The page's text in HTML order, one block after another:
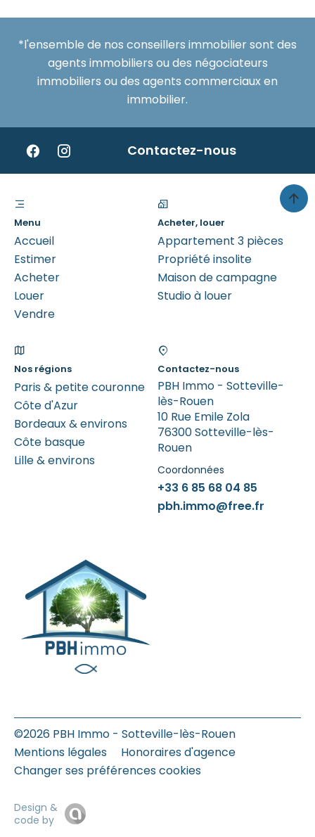
*l'ensemble de nos conseillers immobilier sont des
agents immobiliers ou des négociateurs
immobiliers ou des agents commerciaux en
immobilier.
Contactez-nous
Menu
Accueil
Estimer
Acheter
Louer
Vendre
Acheter, louer
Appartement 3 pièces
Propriété insolite
Maison de campagne
Studio à louer
Nos régions
Paris & petite couronne
Côte d'Azur
Bordeaux & environs
Côte basque
Lille & environs
Contactez-nous
PBH Immo - Sotteville-
lès-Rouen
10 Rue Emile Zola
76300 Sotteville-lès-
Rouen
Coordonnées
+33 6 85 68 04 85
pbh.immo@free.fr
©2026 PBH Immo - Sotteville-lès-Rouen
Mentions légales
Honoraires d'agence
Changer ses préférences cookies
Design &
code by